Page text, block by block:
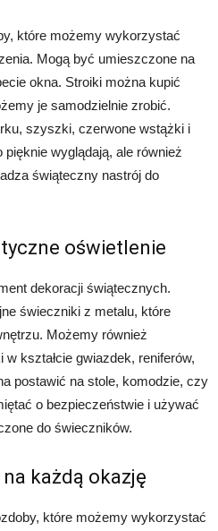
które możemy wykorzystać
Mogą być umieszczone na
okna. Stroiki można kupić
je samodzielnie zrobić.
szyszki, czerwone wstążki i
wyglądają, ale również
świąteczny nastrój do
oświetlenie
dekoracji świątecznych.
świeczniki z metalu, które
Możemy również
kształcie gwiazdek, reniferów,
postawić na stole, komodzie, czy
o bezpieczeństwie i używać
do świeczników.
każdą okazję
które możemy wykorzystać